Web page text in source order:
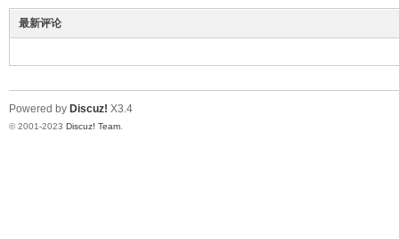
最新评论
Powered by Discuz! X3.4
© 2001-2023 Discuz! Team